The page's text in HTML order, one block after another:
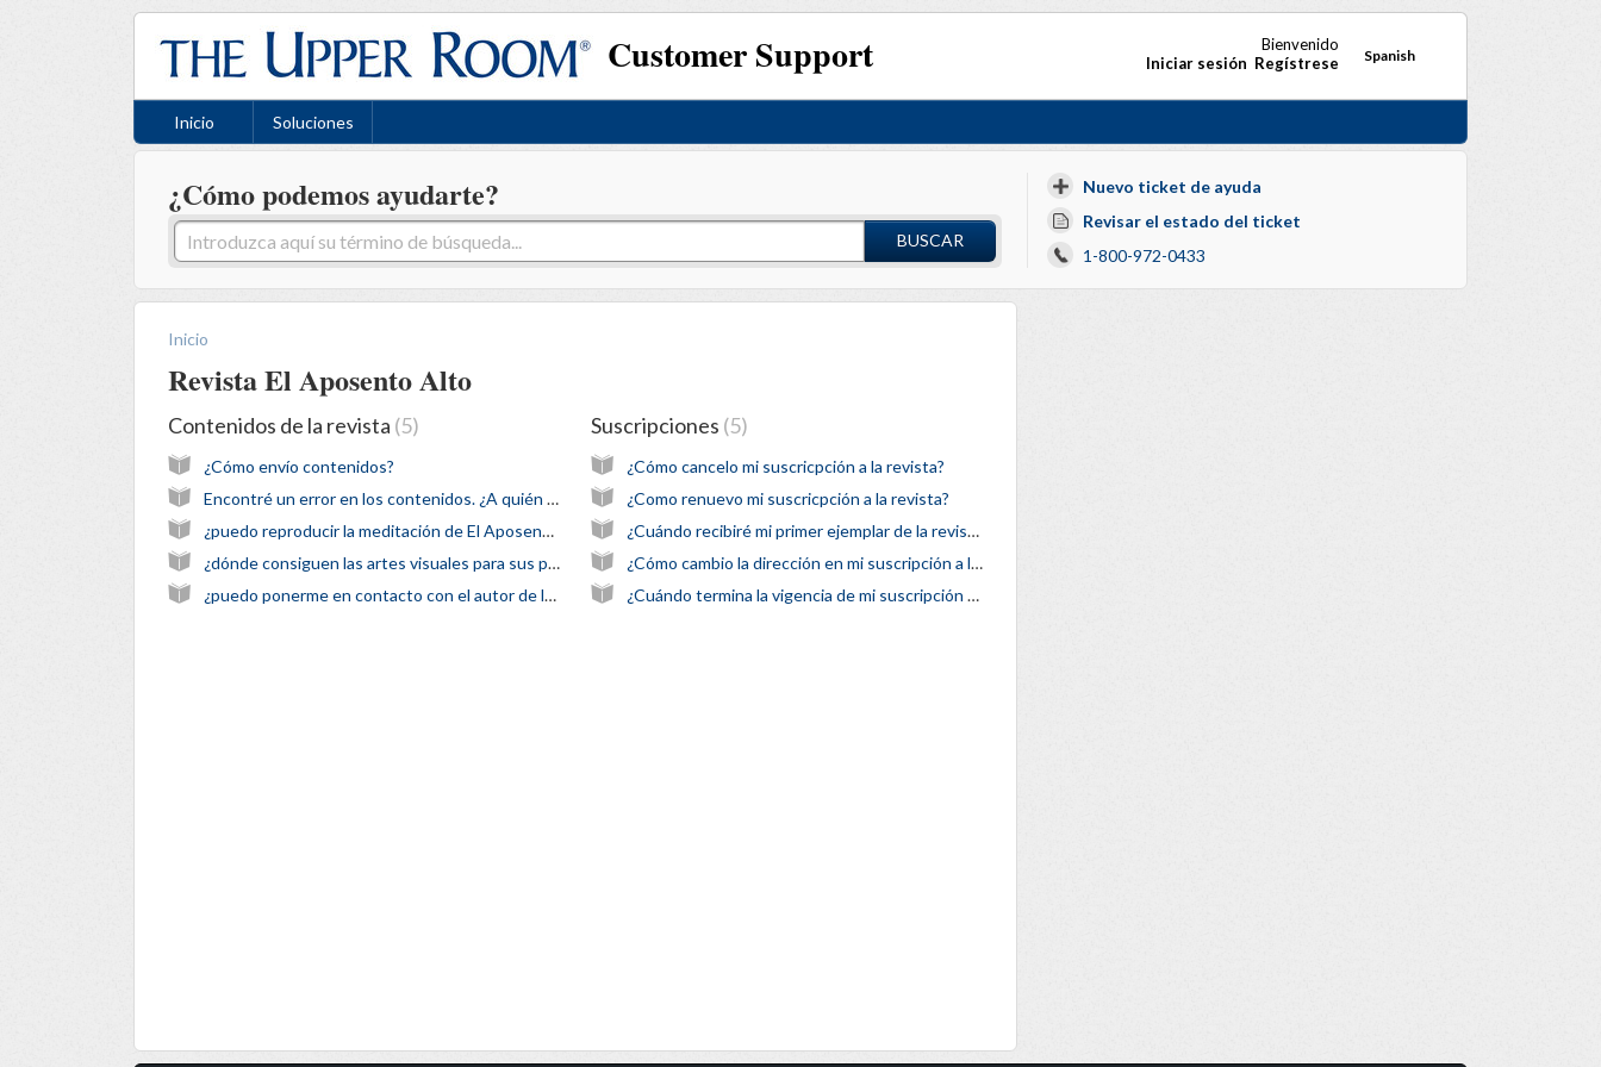
Customer Support Spanish
Bienvenido
Iniciar sesión Regístrese
Inicio Soluciones
¿Cómo podemos ayudarte?
BUSCAR
Nuevo ticket de ayuda
Revisar el estado del ticket
1-800-972-0433
Inicio
Revista El Aposento Alto
Contenidos de la revista 5
¿Cómo envío contenidos?
Encontré un error en los contenidos. ¿A quién se lo digo?
¿puedo reproducir la meditación de El Aposento Alto en el boletín de mi iglesia?
¿dónde consiguen las artes visuales para sus portadas?
¿puedo ponerme en contacto con el autor de la meditación de hoy?
Suscripciones 5
¿Cómo cancelo mi suscricpción a la revista?
¿Como renuevo mi suscricpción a la revista?
¿Cuándo recibiré mi primer ejemplar de la revista?
¿Cómo cambio la dirección en mi suscripción a la revista?
¿Cuándo termina la vigencia de mi suscripción a la revista?